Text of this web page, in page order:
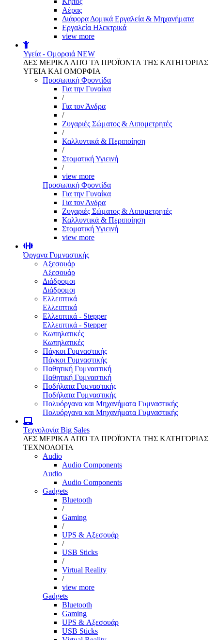
Αέρας
Διάφορα Δομικά Εργαλεία & Μηχανήματα
Εργαλεία Ηλεκτρικά
view more
Υγεία - Ομορφιά NEW
ΔΕΣ ΜΕΡΙΚΑ ΑΠΌ ΤΑ ΠΡΟΪΌΝΤΑ ΤΗΣ ΚΑΤΗΓΟΡΙΑΣ
ΥΓΕΙΑ ΚΑΙ ΟΜΟΡΦΙΑ
Προσωπική Φροντίδα
Για την Γυναίκα
/
Για τον Άνδρα
/
Ζυγαριές Σώματος & Λιπομετρητές
/
Καλλυντικά & Περιποίηση
/
Στοματική Υγιεινή
/
view more
Προσωπική Φροντίδα
Για την Γυναίκα
Για τον Άνδρα
Ζυγαριές Σώματος & Λιπομετρητές
Καλλυντικά & Περιποίηση
Στοματική Υγιεινή
view more
Όργανα Γυμναστικής
Αξεσουάρ
Αξεσουάρ
Διάδρομοι
Διάδρομοι
Ελλειπτικά
Ελλειπτικά
Ελλειπτικά - Stepper
Ελλειπτικά - Stepper
Κωπηλατικές
Κωπηλατικές
Πάγκοι Γυμναστικής
Πάγκοι Γυμναστικής
Παθητική Γυμναστική
Παθητική Γυμναστική
Ποδήλατα Γυμναστικής
Ποδήλατα Γυμναστικής
Πολυόργανα και Μηχανήματα Γυμναστικής
Πολυόργανα και Μηχανήματα Γυμναστικής
Τεχνολογία Big Sales
ΔΕΣ ΜΕΡΙΚΑ ΑΠΌ ΤΑ ΠΡΟΪΌΝΤΑ ΤΗΣ ΚΑΤΗΓΟΡΙΑΣ
ΤΕΧΝΟΛΟΓΙΑ
Audio
Audio Components
Audio
Audio Components
Gadgets
Bluetooth
/
Gaming
/
UPS & Αξεσουάρ
/
USB Sticks
/
Virtual Reality
/
view more
Gadgets
Bluetooth
Gaming
UPS & Αξεσουάρ
USB Sticks